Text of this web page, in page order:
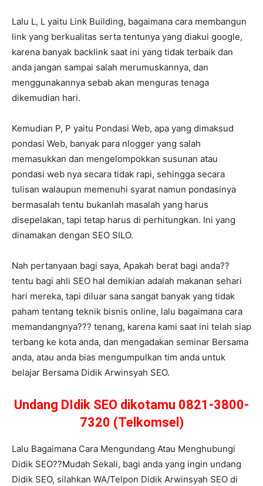
Lalu L, L yaitu Link Building, bagaimana cara membangun
link yang berkualitas serta tentunya yang diakui google,
karena banyak backlink saat ini yang tidak terbaik dan
anda jangan sampai salah merumuskannya, dan
menggunakannya sebab akan menguras tenaga
dikemudian hari.
Kemudian P, P yaitu Pondasi Web, apa yang dimaksud
pondasi Web, banyak para nlogger yang salah
memasukkan dan mengelompokkan susunan atau
pondasi web nya secara tidak rapi, sehingga secara
tulisan walaupun memenuhi syarat namun pondasinya
bermasalah tentu bukanlah masalah yang harus
disepelakan, tapi tetap harus di perhitungkan. Ini yang
dinamakan dengan SEO SILO.
Nah pertanyaan bagi saya, Apakah berat bagi anda??
tentu bagi ahli SEO hal demikian adalah makanan sehari
hari mereka, tapi diluar sana sangat banyak yang tidak
paham tentang teknik bisnis online, lalu bagaimana cara
memandangnya??? tenang, karena kami saat ini telah siap
terbang ke kota anda, dan mengadakan seminar Bersama
anda, atau anda bias mengumpulkan tim anda untuk
belajar Bersama Didik Arwinsyah SEO.
Undang DIdik SEO dikotamu 0821-3800-
7320 (Telkomsel)
Lalu Bagaimana Cara Mengundang Atau Menghubungi
Didik SEO??Mudah Sekali, bagi anda yang ingin undang
Didik SEO, silahkan WA/Telpon Didik Arwinsyah SEO di